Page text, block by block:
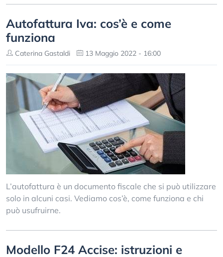
Autofattura Iva: cos’è e come
funziona
Caterina Gastaldi 13 Maggio 2022 - 16:00
L’autofattura è un documento fiscale che si può utilizzare
solo in alcuni casi. Vediamo cos’è, come funziona e chi
può usufruirne.
Modello F24 Accise: istruzioni e